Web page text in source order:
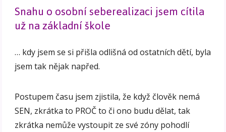
Snahu o osobní seberealizaci jsem cítila
už na základní škole
… kdy jsem se si přišla odlišná od ostatních dětí, byla
jsem tak nějak napřed.
Postupem času jsem zjistila, že když člověk nemá
SEN, zkrátka to PROČ to či ono budu dělat, tak
zkrátka nemůže vystoupit ze své zóny pohodlí